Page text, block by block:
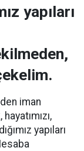
yapıları
iman
yapıları